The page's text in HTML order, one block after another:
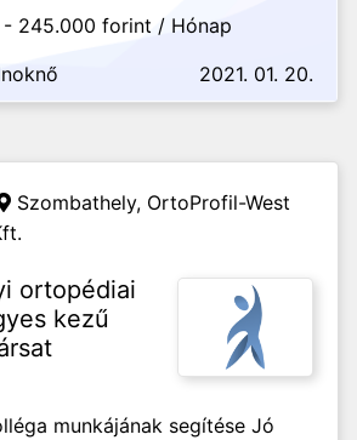
245.000 forint / Hónap
2021. 01. 20.
Szombathely, OrtoProfil-West
ortopédiai
kezű
munkájának segítése Jó